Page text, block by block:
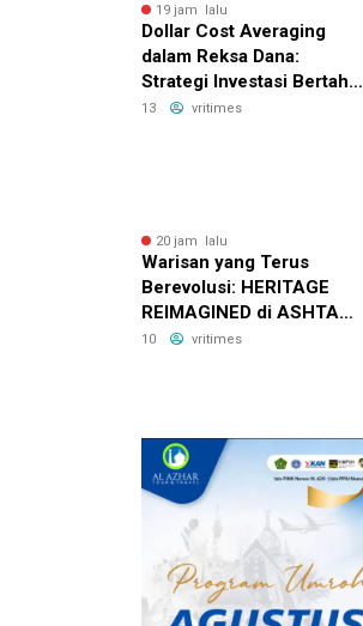
19 jam lalu
Dollar Cost Averaging
dalam Reksa Dana:
Strategi Investasi Bertahap
untuk Pemula
13 vritimes
20 jam lalu
Warisan yang Terus
Berevolusi: HERITAGE
REIMAGINED di ASHTA
District 8
10 vritimes